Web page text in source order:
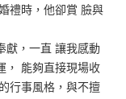
禮時，他卻賞 臉與
，一直 讓我感動
， 能夠直接現場收
行事風格，與不擅